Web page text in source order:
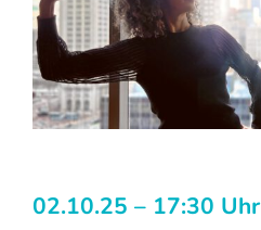
02.10.25 – 17:30 Uhr